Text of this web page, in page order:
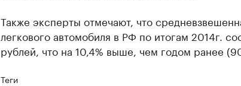
Также эксперты отмечают, что
легкового автомобиля в РФ по итогам 2014г.
рублей, что на 10,4% выше, чем годом ранее
Теги